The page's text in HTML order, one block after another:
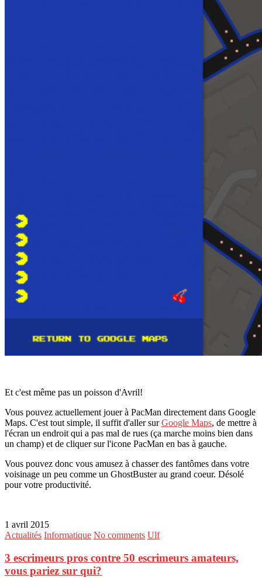
Et c'est même pas un poisson d'Avril!
Vous pouvez actuellement jouer à PacMan directement dans Google
Maps. C'est tout simple, il suffit d'aller surGoogle Maps, de mettre à
l'écran un endroit qui a pas mal de rues (ça marche moins bien dans
un champ) et de cliquer sur l'icone PacMan en bas à gauche.
Vous pouvez donc vous amusez à chasser des fantômes dans votre
voisinage un peu comme un GhostBuster au grand coeur. Désolé
pour votre productivité.
1 avril 2015
Actualités Informatique No comments Ulf
3 escrimeurs pros contre 50 escrimeurs amateurs,
vous pariez sur qui?